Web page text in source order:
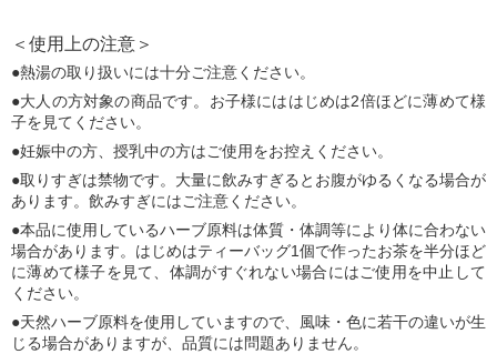
＜使用上の注意＞
熱湯の取り扱いには十分ご注意ください。
大人の方対象の商品です。お子様にははじめは2倍ほどに薄めて様
子を見てください。
妊娠中の方、授乳中の方はご使用をお控えください。
取りすぎは禁物です。大量に飲みすぎるとお腹がゆるくなる場合が
あります。飲みすぎにはご注意ください。
本品に使用しているハーブ原料は体質・体調等により体に合わない
場合があります。はじめはティーバッグ1個で作ったお茶を半分ほど
に薄めて様子を見て、体調がすぐれない場合にはご使用を中止して
ください。
天然ハーブ原料を使用していますので、風味・色に若干の違いが生
じる場合がありますが、品質には問題ありません。